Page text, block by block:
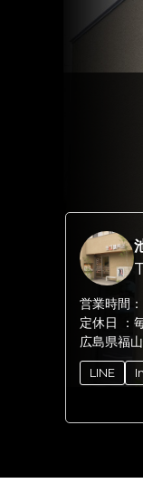
営業時間：
定休日 ：
広島県福
LINE